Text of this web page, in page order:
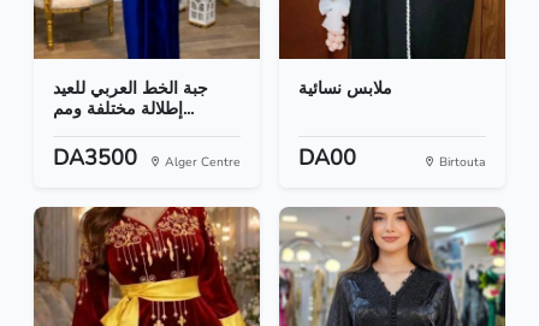
جبة الخط العربي للعيد
إطلالة مختلفة ومم...
DA3500 Alger Centre
ملابس نسائية
DA00 Birtouta